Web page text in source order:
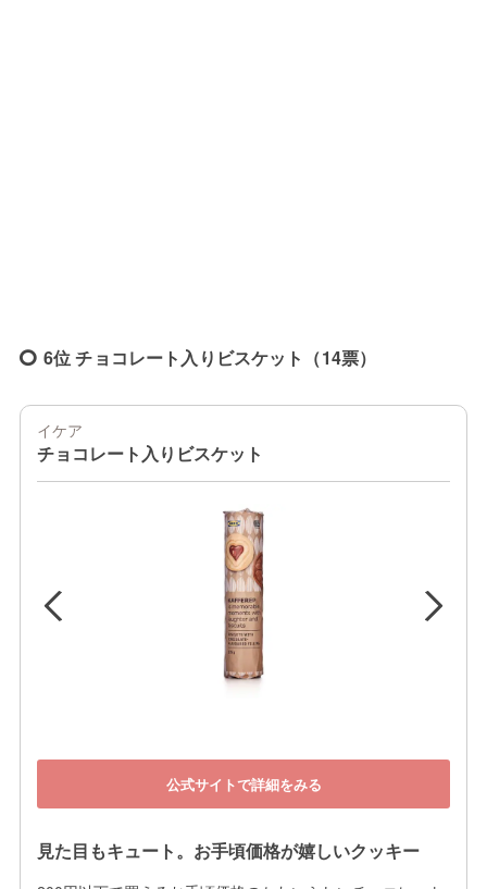
6位 チョコレート入りビスケット（14票）
イケア
チョコレート入りビスケット
公式サイトで詳細をみる
見た目もキュート。お手頃価格が嬉しいクッキー